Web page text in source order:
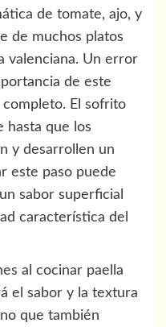
de tomate, ajo, y
de muchos platos
valenciana. Un error
de este
El sofrito
hasta que los
y desarrollen un
este paso puede
sabor superficial
característica del
al cocinar paella
el sabor y la textura
que también